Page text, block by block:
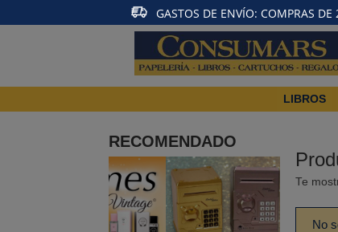
GASTOS DE ENVÍO: COMPRAS
LIBROS
RECOMENDADO
Te
No